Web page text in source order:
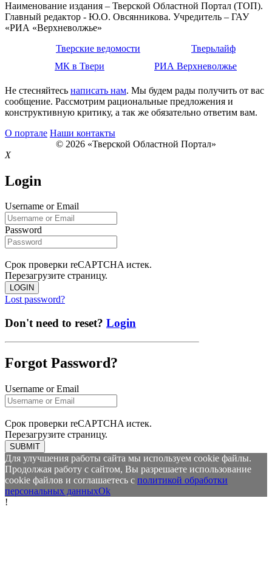
Наименование издания – Тверской Областной Портал (ТОП).
Главный редактор - Ю.О. Овсянникова. Учредитель – ГАУ
«РИА «Верхневолжье»
Тверские ведомости
Тверьлайф
МК в Твери
РИА Верхневолжье
Не стесняйтесь написать нам. Мы будем рады получить от вас
сообщение. Рассмотрим рациональные предложения и
конструктивную критику, а так же обязательно ответим вам.
О портале Наши контакты
© 2026 «Тверской Областной Портал»
X
Login
Username or Email
Password
Срок проверки reCAPTCHA истек.
Перезагрузите страницу.
LOGIN
Lost password?
Don't need to reset? Login
Forgot Password?
Username or Email
Срок проверки reCAPTCHA истек.
Перезагрузите страницу.
SUBMIT
Для улучшения работы сайта мы используем cookie файлы.
Продолжая работу с сайтом, Вы разрешаете использование
cookie файлов и соглашаетесь с политикой обработки
персональных данныхOk
!